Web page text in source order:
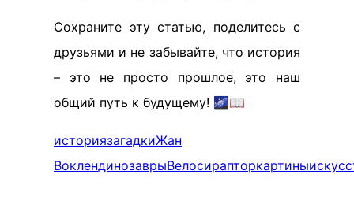
Сохраните эту статью, поделитесь с
друзьями и не забывайте, что история
– это не просто прошлое, это наш
общий путь к будущему! 🌌📖
историязагадкиЖан
ВоклендинозаврыВелосирапторкартины